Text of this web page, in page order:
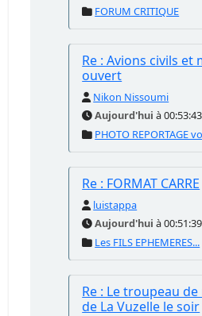
FORUM CRITIQUE
Re : Avions civils et
ouvert
Nikon Nissoumi
Aujourd'hui à 00:53:43
PHOTO REPORTAGE
Re : FORMAT CARRE
luistappa
Aujourd'hui à 00:51:39
Les FILS EPHEMERES...
Re : Le troupeau
de La Vuzelle le soir